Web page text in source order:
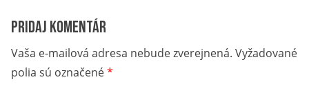
Pridaj komentár
Vaša e-mailová adresa nebude zverejnená. Vyžadované
polia sú označené*